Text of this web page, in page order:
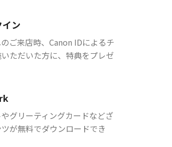
ン
ご来店時、Canon IDによるチ
ただいた方に、特典をプレゼ
グリーティングカードなどざ
が無料でダウンロードでき